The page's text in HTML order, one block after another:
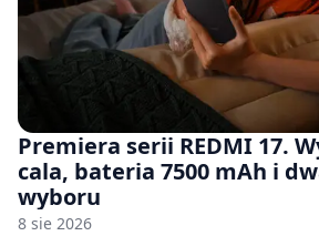
Premiera serii REDMI 17.
cala, bateria 7500 mAh i
wyboru
8 sie 2026